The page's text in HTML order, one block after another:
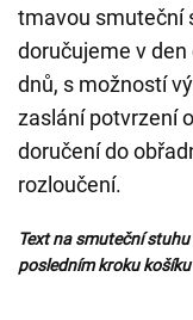
tmavou smuteční
doručujeme v
dnů, s možností
zaslání potvrzení
doručení do
rozloučení.
Text na smuteční
posledním kroku košíku